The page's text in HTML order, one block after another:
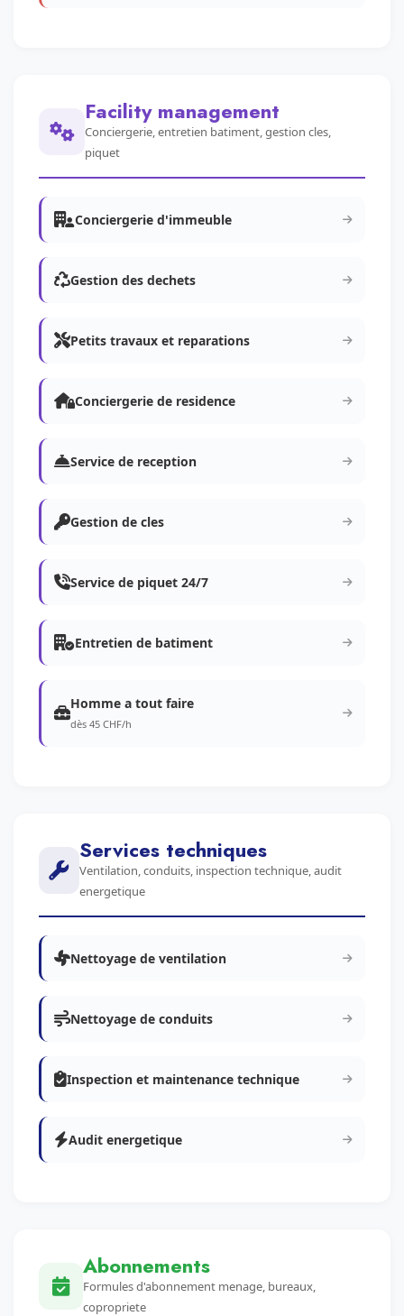
Facility management
Conciergerie, entretien batiment, gestion cles,
piquet
Conciergerie d'immeuble
Gestion des dechets
Petits travaux et reparations
Conciergerie de residence
Service de reception
Gestion de cles
Service de piquet 24/7
Entretien de batiment
Homme a tout faire
dès 45 CHF/h
Services techniques
Ventilation, conduits, inspection technique, audit
energetique
Nettoyage de ventilation
Nettoyage de conduits
Inspection et maintenance technique
Audit energetique
Abonnements
Formules d'abonnement menage, bureaux,
copropriete